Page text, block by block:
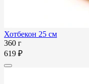
Хотбекон 25 см
360 г
619 ₽